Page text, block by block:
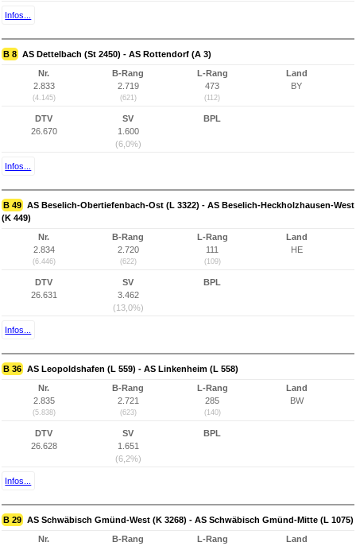
Infos...
B 8 AS Dettelbach (St 2450) - AS Rottendorf (A 3)
Nr.
2.833
(4.145)
B-Rang
2.719
(621)
L-Rang
473
(112)
Land
BY
DTV
26.670
SV
1.600
(6,0%)
BPL
Infos...
B 49 AS Beselich-Obertiefenbach-Ost (L 3322) - AS Beselich-Heckholzhausen-West
(K 449)
Nr.
2.834
(6.446)
B-Rang
2.720
(622)
L-Rang
111
(109)
Land
HE
DTV
26.631
SV
3.462
(13,0%)
BPL
Infos...
B 36 AS Leopoldshafen (L 559) - AS Linkenheim (L 558)
Nr.
2.835
(5.838)
B-Rang
2.721
(623)
L-Rang
285
(140)
Land
BW
DTV
26.628
SV
1.651
(6,2%)
BPL
Infos...
B 29 AS Schwäbisch Gmünd-West (K 3268) - AS Schwäbisch Gmünd-Mitte (L 1075)
Nr.
B-Rang
L-Rang
Land